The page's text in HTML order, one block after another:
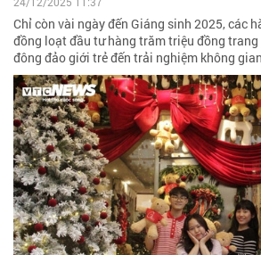
Chỉ còn vài ngày đến Giáng sinh 2025, các
đồng loạt đầu tư hàng trăm triệu đồng
đông đảo giới trẻ đến trải nghiệm không